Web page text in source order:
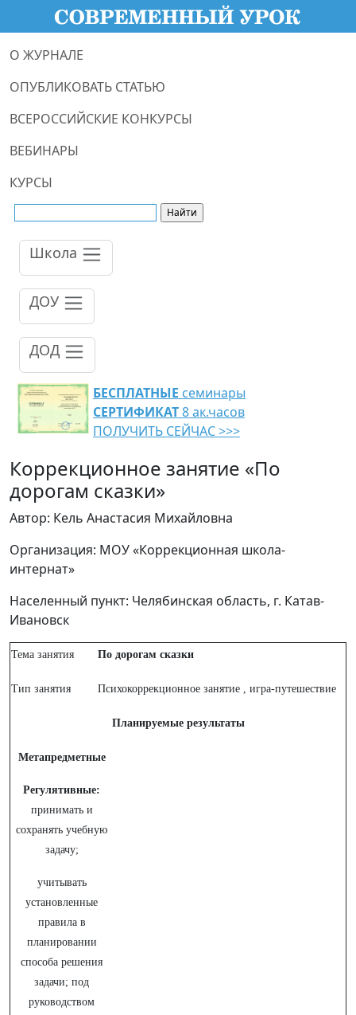
О ЖУРНАЛЕ
ОПУБЛИКОВАТЬ СТАТЬЮ
ВСЕРОССИЙСКИЕ КОНКУРСЫ
ВЕБИНАРЫ
КУРСЫ
Школа
ДОУ
ДОД
БЕСПЛАТНЫЕ семинары
СЕРТИФИКАТ8 ак.часов
ПОЛУЧИТЬ СЕЙЧАС >>>
Коррекционное занятие «По
дорогам сказки»
Автор: Кель Анастасия Михайловна
Организация: МОУ «Коррекционная школа-
интернат»
Населенный пункт: Челябинская область, г. Катав-
Ивановск
Тема занятия По дорогам сказки
Тип занятия Психокоррекционное занятие , игра-путешествие
Планируемые результаты
Метапредметные
Регулятивные:
принимать и
сохранять учебную
задачу;
учитывать
установленные
правила в
планировании
способа решения
задачи; под
руководством